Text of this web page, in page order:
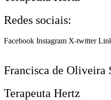
Redes sociais:
Facebook Instagram X-twitter
Francisca de Oliveira
Terapeuta Hertz